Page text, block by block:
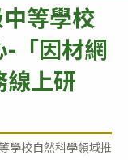
等學校
-「因材網
線上研
學校自然科學領域推